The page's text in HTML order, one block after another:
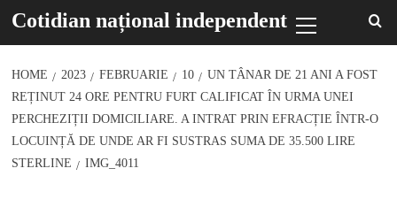
Cotidian național independent
Menu
HOME 2023 FEBRUARIE 10
UN TÂNAR DE 21 ANI A FOST
REȚINUT 24 ORE PENTRU FURT CALIFICAT ÎN URMA UNEI
PERCHEZIȚII DOMICILIARE. A INTRAT PRIN EFRACȚIE ÎNTR-O
LOCUINȚĂ DE UNDE AR FI SUSTRAS SUMA DE 35.500 LIRE
STERLINE
IMG_4011